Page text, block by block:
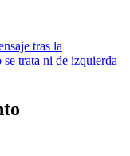
tras la
trata ni de izquierda